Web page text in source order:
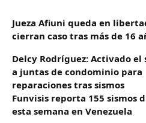
Jueza Afiuni queda en
cierran caso tras más de 16
Delcy Rodríguez: Activado el
a juntas de condominio para
reparaciones tras sismos
Funvisis reporta 155 sismos
esta semana en Venezuela